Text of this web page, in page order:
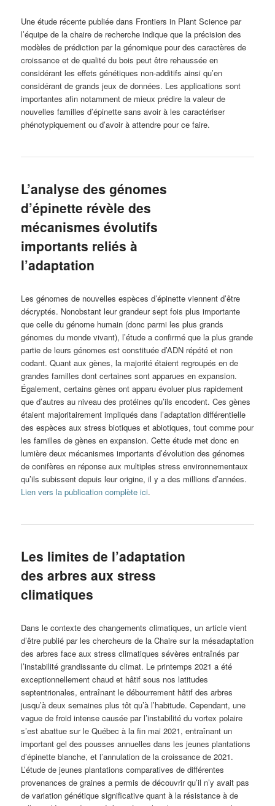
Une étude récente publiée dans Frontiers in Plant Science par
l’équipe de la chaire de recherche indique que la précision des
modèles de prédiction par la génomique pour des caractères de
croissance et de qualité du bois peut être rehaussée en
considérant les effets génétiques non-additifs ainsi qu’en
considérant de grands jeux de données. Les applications sont
importantes afin notamment de mieux prédire la valeur de
nouvelles familles d’épinette sans avoir à les caractériser
phénotypiquement ou d’avoir à attendre pour ce faire.
L’analyse des génomes
d’épinette révèle des
mécanismes évolutifs
importants reliés à
l’adaptation
Les génomes de nouvelles espèces d’épinette viennent d’être
décryptés. Nonobstant leur grandeur sept fois plus importante
que celle du génome humain (donc parmi les plus grands
génomes du monde vivant), l’étude a confirmé que la plus grande
partie de leurs génomes est constituée d’ADN répété et non
codant. Quant aux gènes, la majorité étaient regroupés en de
grandes familles dont certaines sont apparues en expansion.
Également, certains gènes ont apparu évoluer plus rapidement
que d’autres au niveau des protéines qu’ils encodent. Ces gènes
étaient majoritairement impliqués dans l’adaptation différentielle
des espèces aux stress biotiques et abiotiques, tout comme pour
les familles de gènes en expansion. Cette étude met donc en
lumière deux mécanismes importants d’évolution des génomes
de conifères en réponse aux multiples stress environnementaux
qu’ils subissent depuis leur origine, il y a des millions d’années.
Lien vers la publication complète ici.
Les limites de l’adaptation
des arbres aux stress
climatiques
Dans le contexte des changements climatiques, un article vient
d’être publié par les chercheurs de la Chaire sur la mésadaptation
des arbres face aux stress climatiques sévères entraînés par
l’instabilité grandissante du climat. Le printemps 2021 a été
exceptionnellement chaud et hâtif sous nos latitudes
septentrionales, entraînant le débourrement hâtif des arbres
jusqu’à deux semaines plus tôt qu’à l’habitude. Cependant, une
vague de froid intense causée par l’instabilité du vortex polaire
s’est abattue sur le Québec à la fin mai 2021, entraînant un
important gel des pousses annuelles dans les jeunes plantations
d’épinette blanche, et l’annulation de la croissance de 2021.
L’étude de jeunes plantations comparatives de différentes
provenances de graines a permis de découvrir qu’il n’y avait pas
de variation génétique significative quant à la résistance à de